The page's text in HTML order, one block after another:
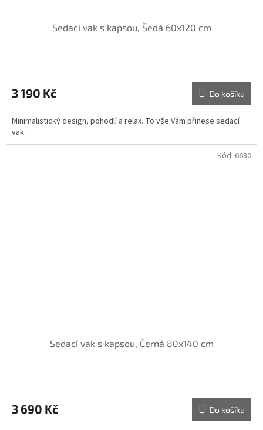
Sedací vak s kapsou, Šedá 60x120 cm
3 190 Kč Do košíku
Minimalistický design, pohodlí a relax. To vše Vám přinese sedací
vak.
Sedací vak s kapsou, Černá 80x140 cm
3 690 Kč Do košíku
Kód: 6680